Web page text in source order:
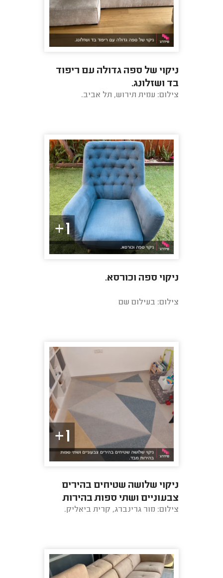
ניקוי של ספה גדולה עם ריפוד
בד ושזלונג.
צילום: עמית תירוש, תל אביב.
1+
ניקוי ספה וכורסא.
צילום: בעילום שם
1+
ניקוי שלושה שטיחים בהירים
צבעוניים ושתי ספות בהירות
מבד.
צילום: מור גרינברג, קרית ביאליק.